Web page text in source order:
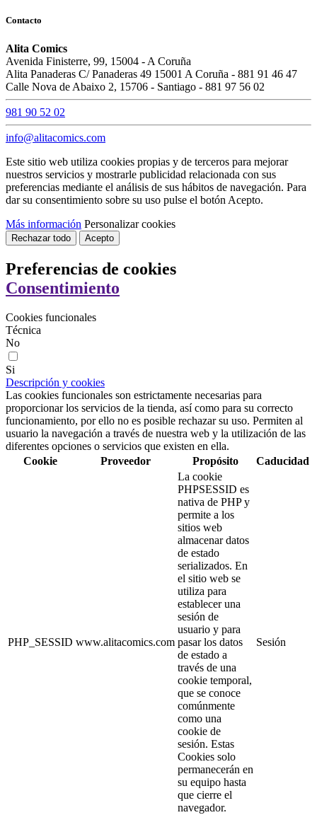
Contacto
Alita Comics
Avenida Finisterre, 99, 15004 - A Coruña
Alita Panaderas C/ Panaderas 49 15001 A Coruña - 881 91 46 47
Calle Nova de Abaixo 2, 15706 - Santiago - 881 97 56 02
981 90 52 02
info@alitacomics.com
Este sitio web utiliza cookies propias y de terceros para mejorar
nuestros servicios y mostrarle publicidad relacionada con sus
preferencias mediante el análisis de sus hábitos de navegación. Para
dar su consentimiento sobre su uso pulse el botón Acepto.
Más información Personalizar cookies
Rechazar todo Acepto
Preferencias de cookies
Consentimiento
Cookies funcionales
Técnica
No
Si
Descripción y cookies
Las cookies funcionales son estrictamente necesarias para
proporcionar los servicios de la tienda, así como para su correcto
funcionamiento, por ello no es posible rechazar su uso. Permiten al
usuario la navegación a través de nuestra web y la utilización de las
diferentes opciones o servicios que existen en ella.
Cookie
Proveedor Propósito Caducidad
PHP_SESSID www.alitacomics.com
La cookie
PHPSESSID es
nativa de PHP y
permite a los
sitios web
almacenar datos
de estado
serializados. En
el sitio web se
utiliza para
establecer una
sesión de
usuario y para
pasar los datos
de estado a
través de una
cookie temporal,
que se conoce
comúnmente
como una
cookie de
sesión. Estas
Cookies solo
permanecerán en
su equipo hasta
que cierre el
navegador.
Sesión